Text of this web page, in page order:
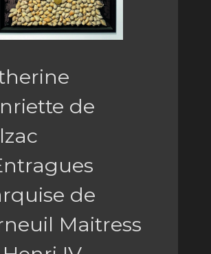
de
de
Maitress